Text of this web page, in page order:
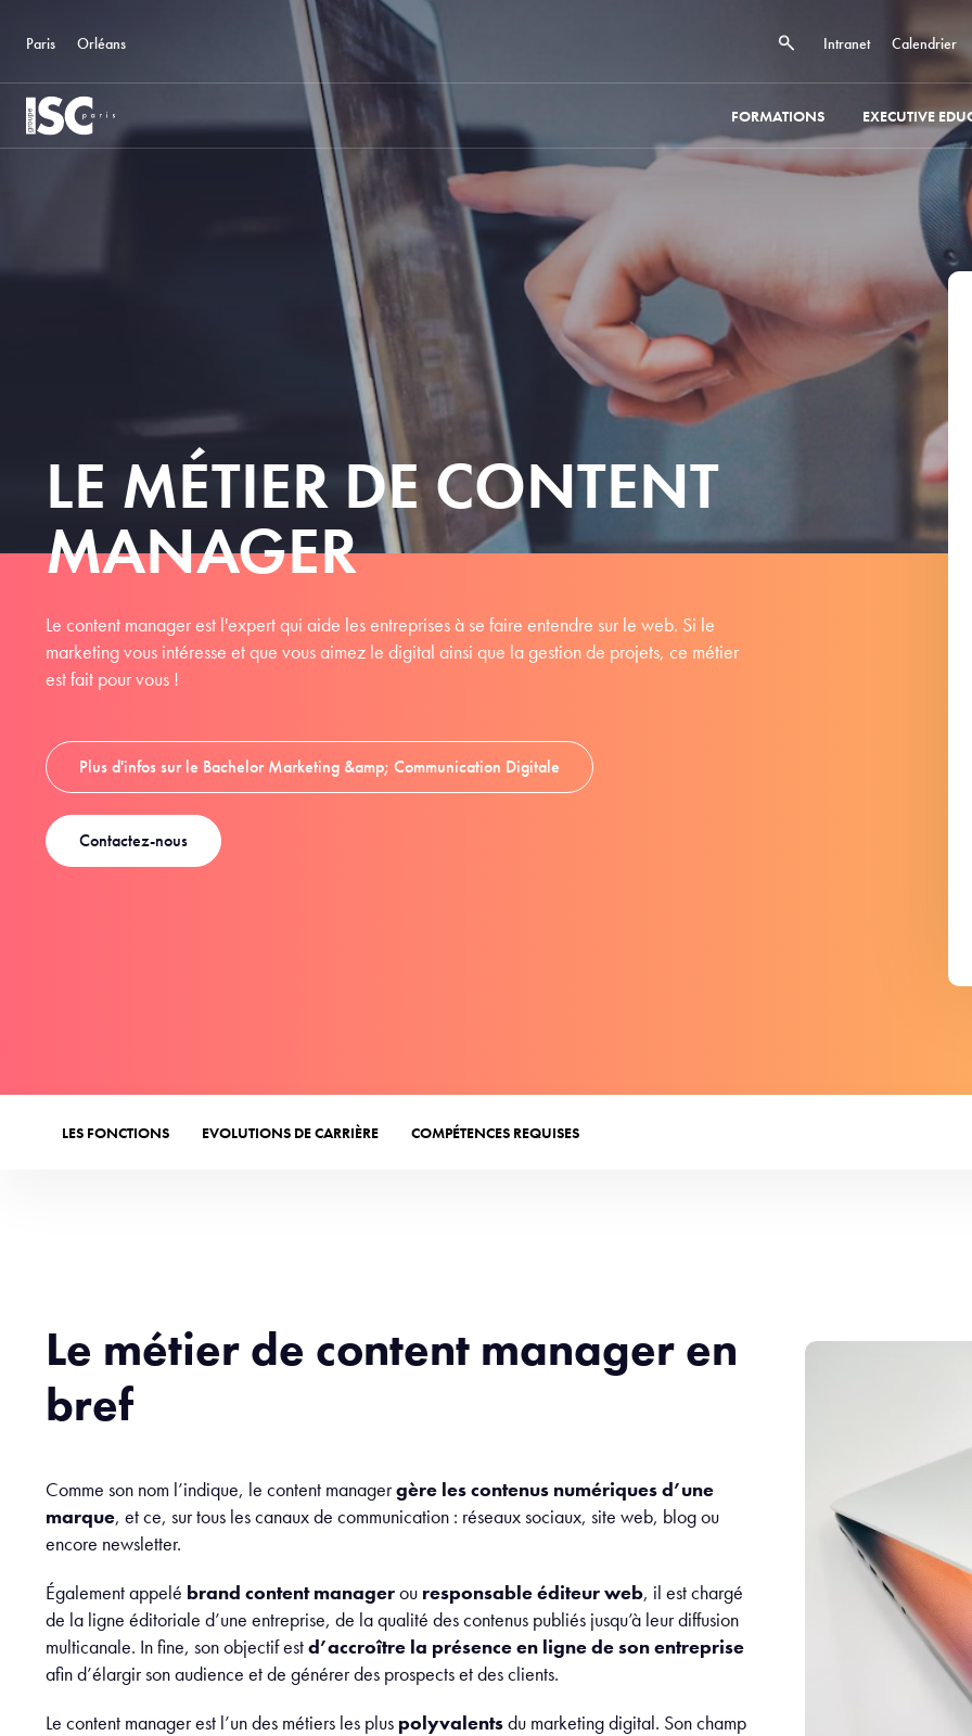
Paris Orléans Intranet Calendrier
FORMATIONS EXECUTIVE
LE MÉTIER DE CONTENT
MANAGER
Le content manager est l'expert qui aide les entreprises à se faire entendre sur le web. Si le
marketing vous intéresse et que vous aimez le digital ainsi que la gestion de projets, ce métier
est fait pour vous !
Plus d'infos sur le Bachelor Marketing &amp; Communication Digitale
Contactez-nous
LES FONCTIONS EVOLUTIONS DE CARRIÈRE COMPÉTENCES REQUISES
Le métier de content manager en
bref
Comme son nom l’indique, le content managergère les contenus numériques d’une
marque, et ce, sur tous les canaux de communication : réseaux sociaux, site web, blog ou
encore newsletter.
Également appelé brand content managerou responsable éditeur web, il est chargé
de la ligne éditoriale d’une entreprise, de la qualité des contenus publiés jusqu’à leur diffusion
multicanale. In fine, son objectif estd’accroître la présence en ligne de son entreprise
afin d’élargir son audience et de générer des prospects et des clients.
Le content manager est l’un des métiers les plus polyvalentsdu marketing digital. Son champ